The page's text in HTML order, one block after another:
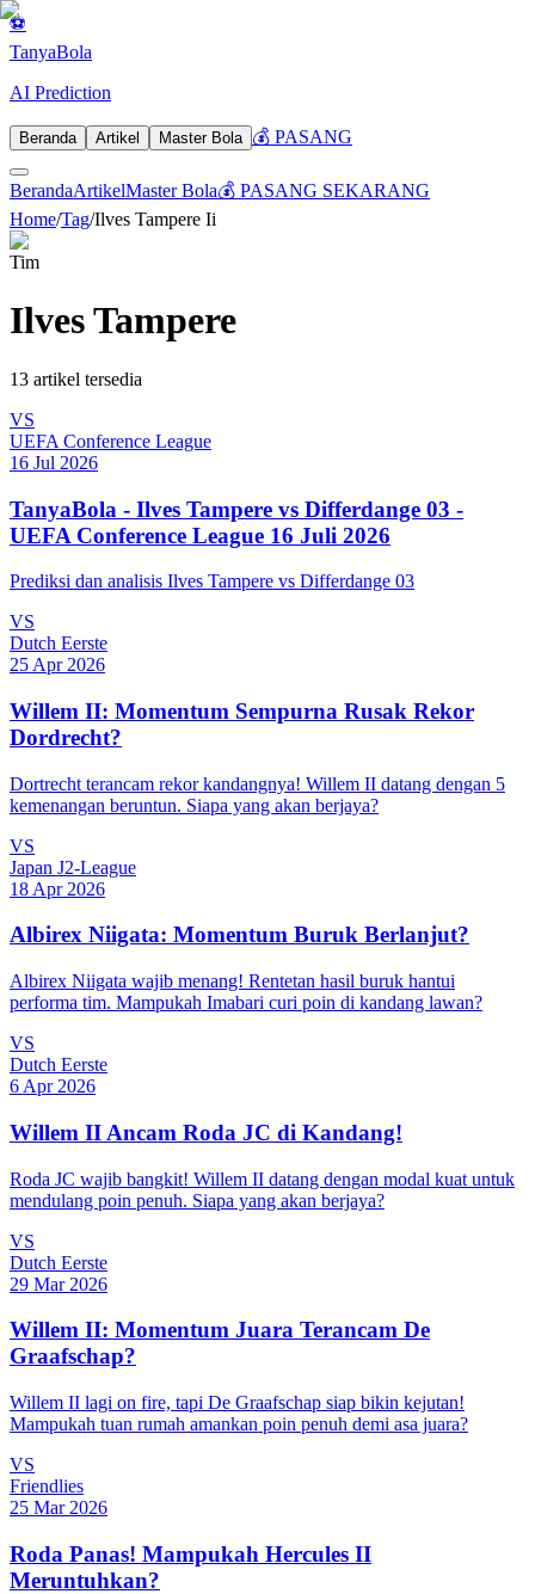
⚽
TanyaBola
AI Prediction
Beranda Artikel Master Bola 💰 PASANG
BerandaArtikelMaster Bola💰 PASANG SEKARANG
Home/Tag/Ilves Tampere Ii
Tim
Ilves Tampere
13 artikel tersedia
VS
UEFA Conference League
16 Jul 2026
TanyaBola - Ilves Tampere vs Differdange 03 -
UEFA Conference League 16 Juli 2026
Prediksi dan analisis Ilves Tampere vs Differdange 03
VS
Dutch Eerste
25 Apr 2026
Willem II: Momentum Sempurna Rusak Rekor
Dordrecht?
Dortrecht terancam rekor kandangnya! Willem II datang dengan 5
kemenangan beruntun. Siapa yang akan berjaya?
VS
Japan J2-League
18 Apr 2026
Albirex Niigata: Momentum Buruk Berlanjut?
Albirex Niigata wajib menang! Rentetan hasil buruk hantui
performa tim. Mampukah Imabari curi poin di kandang lawan?
VS
Dutch Eerste
6 Apr 2026
Willem II Ancam Roda JC di Kandang!
Roda JC wajib bangkit! Willem II datang dengan modal kuat untuk
mendulang poin penuh. Siapa yang akan berjaya?
VS
Dutch Eerste
29 Mar 2026
Willem II: Momentum Juara Terancam De
Graafschap?
Willem II lagi on fire, tapi De Graafschap siap bikin kejutan!
Mampukah tuan rumah amankan poin penuh demi asa juara?
VS
Friendlies
25 Mar 2026
Roda Panas! Mampukah Hercules II
Meruntuhkan?